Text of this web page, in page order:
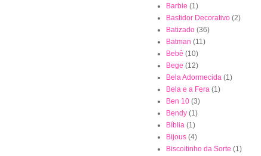
Barbie (1)
Bastidor Decorativo (2)
Batizado (36)
Batman (11)
Bebê (10)
Bege (12)
Bela Adormecida (1)
Bela e a Fera (1)
Ben 10 (3)
Bendy (1)
Bíblia (1)
Bijous (4)
Biscoitinho da Sorte (1)